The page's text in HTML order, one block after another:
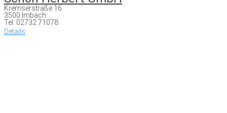
Kremserstraße 16
3500 Imbach
Tel: 02732 71078
Details